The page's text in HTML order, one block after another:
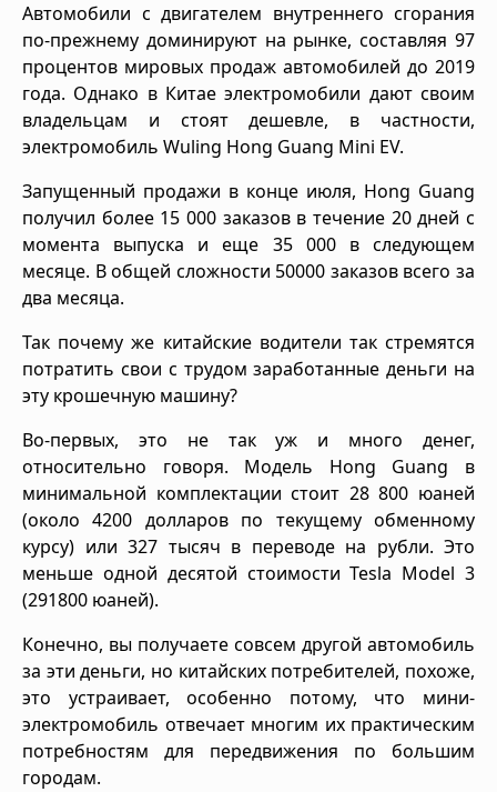
Автомобили с двигателем внутреннего сгорания
по-прежнему доминируют на рынке, составляя 97
процентов мировых продаж автомобилей до 2019
года. Однако в Китае электромобили дают своим
владельцам и стоят дешевле, в частности,
электромобиль Wuling Hong Guang Mini EV.
Запущенный продажи в конце июля, Hong Guang
получил более 15 000 заказов в течение 20 дней с
момента выпуска и еще 35 000 в следующем
месяце. В общей сложности 50000 заказов всего за
два месяца.
Так почему же китайские водители так стремятся
потратить свои с трудом заработанные деньги на
эту крошечную машину?
Во-первых, это не так уж и много денег,
относительно говоря. Модель Hong Guang в
минимальной комплектации стоит 28 800 юаней
(около 4200 долларов по текущему обменному
курсу) или 327 тысяч в переводе на рубли. Это
меньше одной десятой стоимости Tesla Model 3
(291800 юаней).
Конечно, вы получаете совсем другой автомобиль
за эти деньги, но китайских потребителей, похоже,
это устраивает, особенно потому, что мини-
электромобиль отвечает многим их практическим
потребностям для передвижения по большим
городам.